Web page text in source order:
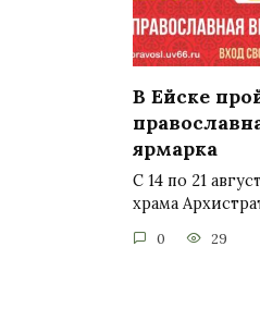
В Ейске
ярмарка
С 14 по 21
храма
0 29